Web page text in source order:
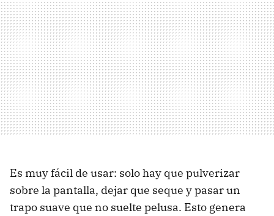
Es muy fácil de usar: solo hay que pulverizar
sobre la pantalla, dejar que seque y pasar un
trapo suave que no suelte pelusa. Esto genera